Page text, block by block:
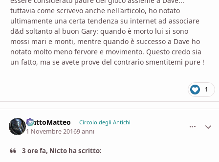
tuttavia come scrivevo anche nell'articolo, ho notato
ultimamente una certa tendenza su internet ad associare
d&d soltanto al buon Gary: quando è morto lui si sono
mossi mari e monti, mentre quando è successo a Dave ho
notato molto meno fervore e movimento. Questo credo sia
un fatto, ma se avete prove del contrario smentitemi pure !
1
MattoMatteo Circolo degli Antichi
1 Novembre 20169 anni
3 ore fa, Nicto ha scritto: